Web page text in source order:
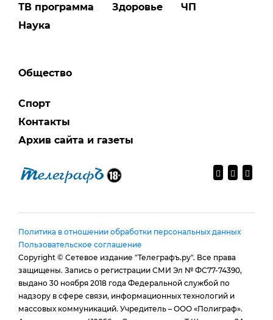
ТВ программа
Наука
Здоровье
ЧП
Общество
Спорт
Контакты
Архив сайта и газеты
Политика в отношении обработки персональных данных
Пользовательское соглашение
Copyright © Сетевое издание "Телеграфъ.ру". Все права
защищены. Запись о регистрации СМИ Эл № ФС77-74390,
выдано 30 ноября 2018 года Федеральной службой по
надзору в сфере связи, информационных технологий и
массовых коммуникаций. Учредитель – ООО «Полиграф».